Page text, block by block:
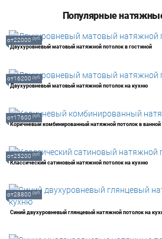
Популярные
Двухуровневый матовый натяжной потолок в гостиной
от22000 руб.
Двухуровневый матовый натяжной потолок на кухню
от16200 руб.
Коричневый комбинированный натяжной потолок в ванной
от17600 руб.
Классический сатиновый натяжной потолок на кухню
от25200 руб.
Синий двухуровневый глянцевый натяжной потолок на
от28800 руб.